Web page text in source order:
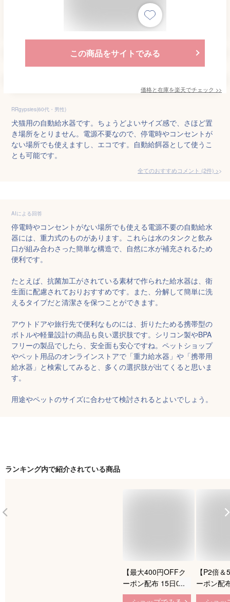
この商品をサイトでみる
価格と在庫を楽天でチェック >>
RRgypsies(60代・男性)
犬猫用の自動給水器です。ちょうどよいサイズ感で、さほど置
き場所をとりません。電源不要なので、停電時やコンセントが
ない場所でも使えますし、エコです。自動給餌器として使うこ
とも可能です。
全てのおすすめコメント (2件) >
AIによる回答
停電時やコンセントがない場所でも使える電源不要の自動給水
器には、重力式のものがあります。これらは水のタンクと飲み
口が組み合わさった簡単な構造で、自然に水が補充されるため
便利です。
たとえば、抗菌加工がされている素材で作られた給水器は、衛
生面に配慮されておりおすすめです。また、分解して簡単に洗
えるタイプだと清潔さを保つことができます。
アウトドアや旅行先で便利なものには、折りたためる携帯型の
ボトルや軽量設計の商品も良い選択肢です。シリコン製やBPA
フリーの製品でしたら、安全面も安心ですね。ペットショップ
やペット用品のオンラインストアで「重力給水器」や「携帯用
給水器」と検索してみると、多くの選択肢が出てくると思いま
す。
用途やペットのサイズに合わせて検討されるとよいでしょう。
ランキング内で紹介されている商品
【最大400円OFFク
ーポン配布 15日0
時〜】 給水器 電源
【P2倍
ーポン配
自動給水